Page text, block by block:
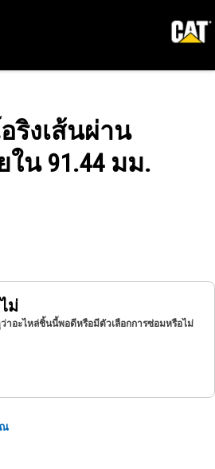
ริงเส้นผ่าน
น 91.44 มม.
ม่
ว่าอะไหล่ชิ้นนี้พอดีหรือมีตัวเลือกการซ่อมหรือไม่